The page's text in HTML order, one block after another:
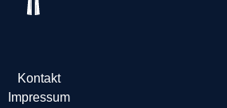
Kontakt
Impressum